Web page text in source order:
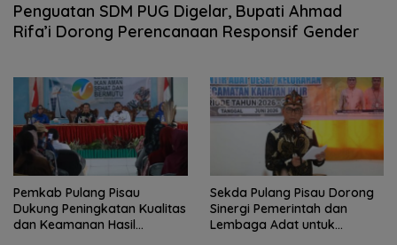
Penguatan SDM PUG Digelar, Bupati Ahmad
Rifa’i Dorong Perencanaan Responsif Gender
Pemkab Pulang Pisau
Dukung Peningkatan Kualitas
dan Keamanan Hasil
Sekda Pulang Pisau Dorong
Sinergi Pemerintah dan
Lembaga Adat untuk